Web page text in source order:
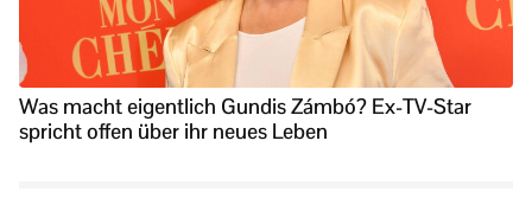
Was macht eigentlich Gundis Zámbó? Ex-TV-Star
spricht offen über ihr neues Leben